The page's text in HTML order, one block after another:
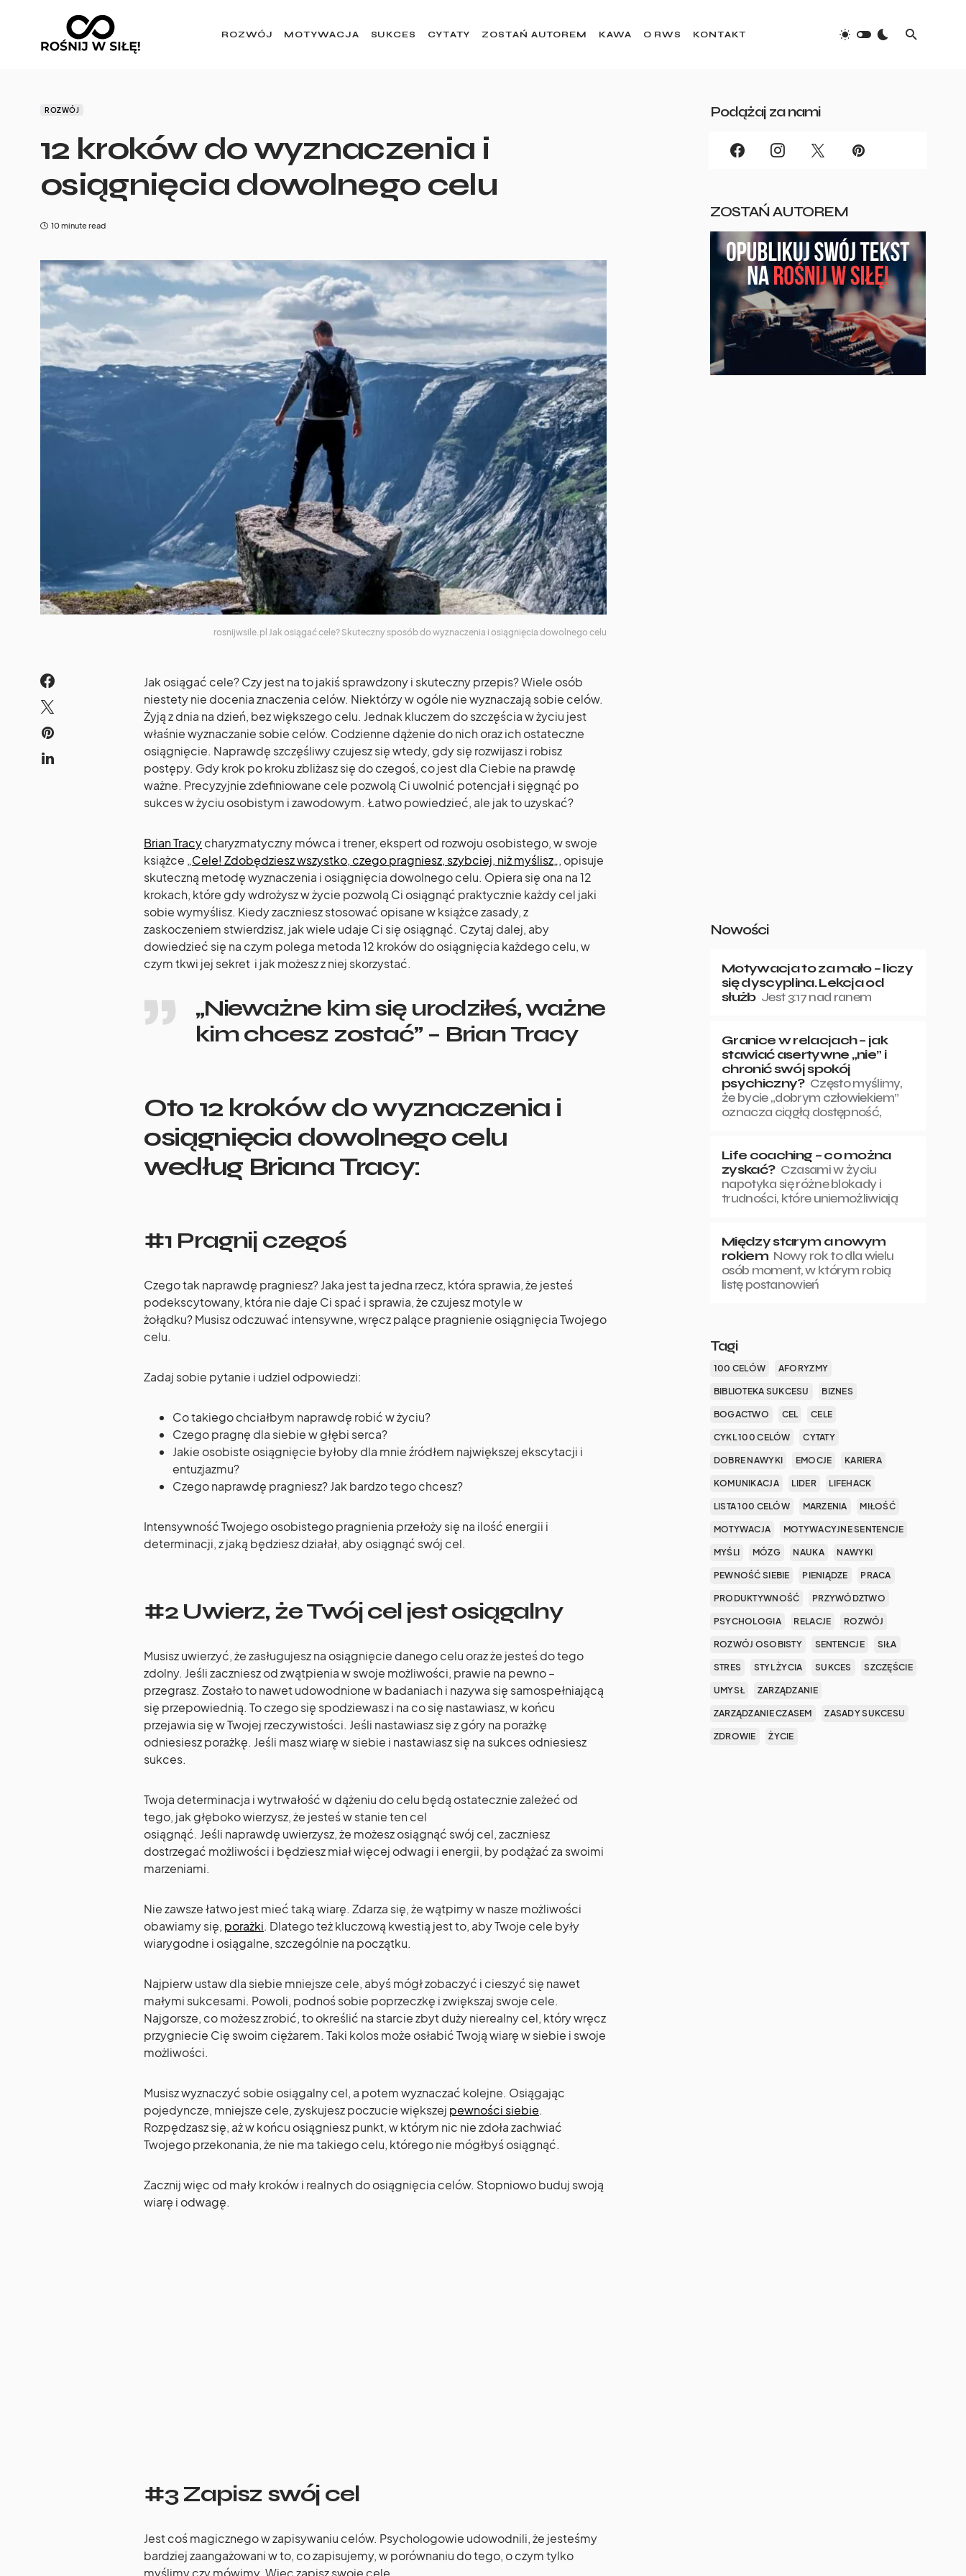
ROZWÓJ MOTYWACJA SUKCES CYTATY ZOSTAŃ AUTOREM KAWA O RWS KONTAKT
ROZWÓJ
12 kroków do wyznaczenia i
osiągnięcia dowolnego celu
10 minute read
rosnijwsile.pl Jak osiągać cele? Skuteczny sposób do wyznaczenia i osiągnięcia dowolnego celu
Jak osiągać cele? Czy jest na to jakiś sprawdzony i skuteczny przepis? Wiele osób
niestety nie docenia znaczenia celów. Niektórzy w ogóle nie wyznaczają sobie celów.
Żyją z dnia na dzień, bez większego celu. Jednak kluczem do szczęścia w życiu jest
właśnie wyznaczanie sobie celów. Codzienne dążenie do nich oraz ich ostateczne
osiągnięcie. Naprawdę szczęśliwy czujesz się wtedy, gdy się rozwijasz i robisz
postępy. Gdy krok po kroku zbliżasz się do czegoś, co jest dla Ciebie na prawdę
ważne. Precyzyjnie zdefiniowane cele pozwolą Ci uwolnić potencjał i sięgnąć po
sukces w życiu osobistym i zawodowym. Łatwo powiedzieć, ale jak to uzyskać?
Brian Tracycharyzmatyczny mówca i trener, ekspert od rozwoju osobistego, w swoje
książce „Cele! Zdobędziesz wszystko, czego pragniesz, szybciej, niż myślisz„, opisuje
skuteczną metodę wyznaczenia i osiągnięcia dowolnego celu. Opiera się ona na 12
krokach, które gdy wdrożysz w życie pozwolą Ci osiągnąć praktycznie każdy cel jaki
sobie wymyślisz. Kiedy zaczniesz stosować opisane w książce zasady, z
zaskoczeniem stwierdzisz, jak wiele udaje Ci się osiągnąć. Czytaj dalej, aby
dowiedzieć się na czym polega metoda 12 kroków do osiągnięcia każdego celu, w
czym tkwi jej sekret i jak możesz z niej skorzystać.
„Nieważne kim się urodziłeś, ważne
kim chcesz zostać” – Brian Tracy
Oto 12 kroków do wyznaczenia i
osiągnięcia dowolnego celu
według Briana Tracy:
#1 Pragnij czegoś
Czego tak naprawdę pragniesz? Jaka jest ta jedna rzecz, która sprawia, że jesteś
podekscytowany, która nie daje Ci spać i sprawia, że czujesz motyle w
żołądku? Musisz odczuwać intensywne, wręcz palące pragnienie osiągnięcia Twojego
celu.
Zadaj sobie pytanie i udziel odpowiedzi:
Co takiego chciałbym naprawdę robić w życiu?
Czego pragnę dla siebie w głębi serca?
Jakie osobiste osiągnięcie byłoby dla mnie źródłem największej ekscytacji i
entuzjazmu?
Czego naprawdę pragniesz? Jak bardzo tego chcesz?
Intensywność Twojego osobistego pragnienia przełoży się na ilość energii i
determinacji, z jaką będziesz działał, aby osiągnąć swój cel.
#2 Uwierz, że Twój cel jest osiągalny
Musisz uwierzyć, że zasługujesz na osiągnięcie danego celu oraz że jesteś do tego
zdolny. Jeśli zaczniesz od zwątpienia w swoje możliwości, prawie na pewno –
przegrasz. Zostało to nawet udowodnione w badaniach i nazywa się samospełniającą
się przepowiednią. To czego się spodziewasz i na co się nastawiasz, w końcu
przejawia się w Twojej rzeczywistości. Jeśli nastawiasz się z góry na porażkę
odniesiesz porażkę. Jeśli masz wiarę w siebie i nastawiasz się na sukces odniesiesz
sukces.
Twoja determinacja i wytrwałość w dążeniu do celu będą ostatecznie zależeć od
tego, jak głęboko wierzysz, że jesteś w stanie ten cel
osiągnąć. Jeśli naprawdę uwierzysz, że możesz osiągnąć swój cel, zaczniesz
dostrzegać możliwości i będziesz miał więcej odwagi i energii, by podążać za swoimi
marzeniami.
Nie zawsze łatwo jest mieć taką wiarę. Zdarza się, że wątpimy w nasze możliwości
obawiamy się, porażki. Dlatego też kluczową kwestią jest to, aby Twoje cele były
wiarygodne i osiągalne, szczególnie na początku.
Najpierw ustaw dla siebie mniejsze cele, abyś mógł zobaczyć i cieszyć się nawet
małymi sukcesami. Powoli, podnoś sobie poprzeczkę i zwiększaj swoje cele.
Najgorsze, co możesz zrobić, to określić na starcie zbyt duży nierealny cel, który wręcz
przygniecie Cię swoim ciężarem. Taki kolos może osłabić Twoją wiarę w siebie i swoje
możliwości.
Musisz wyznaczyć sobie osiągalny cel, a potem wyznaczać kolejne. Osiągając
pojedyncze, mniejsze cele, zyskujesz poczucie większej pewności siebie.
Rozpędzasz się, aż w końcu osiągniesz punkt, w którym nic nie zdoła zachwiać
Twojego przekonania, że nie ma takiego celu, którego nie mógłbyś osiągnąć.
Zacznij więc od mały kroków i realnych do osiągnięcia celów. Stopniowo buduj swoją
wiarę i odwagę.
#3 Zapisz swój cel
Jest coś magicznego w zapisywaniu celów. Psychologowie udowodnili, że jesteśmy
bardziej zaangażowani w to, co zapisujemy, w porównaniu do tego, o czym tylko
myślimy czy mówimy. Więc zapisz swoje cele.
Podążaj za nami
ZOSTAŃ AUTOREM
Nowości
Motywacja to za mało – liczy
się dyscyplina. Lekcja od
służb Jest 3:17 nad ranem
Granice w relacjach – jak
stawiać asertywne „nie” i
chronić swój spokój
psychiczny? Często myślimy,
że bycie „dobrym człowiekiem”
oznacza ciągłą dostępność,
Life coaching – co można
zyskać? Czasami w życiu
napotyka się różne blokady i
trudności, które uniemożliwiają
Między starym a nowym
rokiem Nowy rok to dla wielu
osób moment, w którym robią
listę postanowień
Tagi
100 CELÓW AFORYZMY
BIBLIOTEKA SUKCESU BIZNES
BOGACTWO CEL CELE
CYKL 100 CELÓW CYTATY
DOBRE NAWYKI EMOCJE KARIERA
KOMUNIKACJA LIDER LIFEHACK
LISTA 100 CELÓW MARZENIA MIŁOŚĆ
MOTYWACJA MOTYWACYJNE SENTENCJE
MYŚLI MÓZG NAUKA NAWYKI
PEWNOŚĆ SIEBIE PIENIĄDZE PRACA
PRODUKTYWNOŚĆ PRZYWÓDZTWO
PSYCHOLOGIA RELACJE ROZWÓJ
ROZWÓJ OSOBISTY SENTENCJE SIŁA
STRES STYL ŻYCIA SUKCES SZCZĘŚCIE
UMYSŁ ZARZĄDZANIE
ZARZĄDZANIE CZASEM ZASADY SUKCESU
ZDROWIE ŻYCIE